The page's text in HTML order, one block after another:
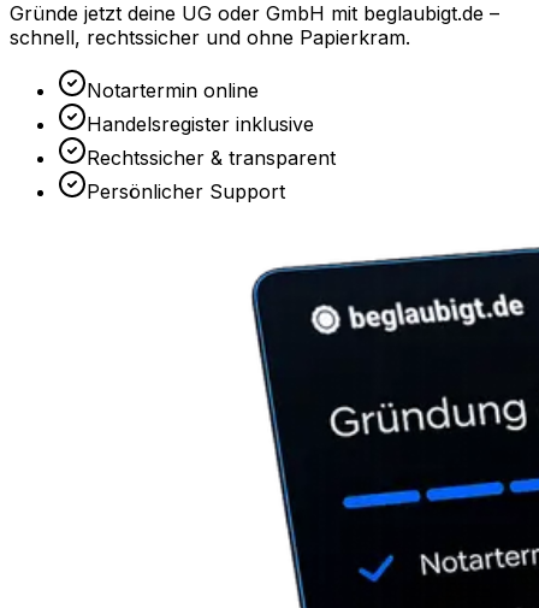
Gründe jetzt deine UG oder GmbH mit beglaubigt.de –
schnell, rechtssicher und ohne Papierkram.
Notartermin online
Handelsregister inklusive
Rechtssicher & transparent
Persönlicher Support